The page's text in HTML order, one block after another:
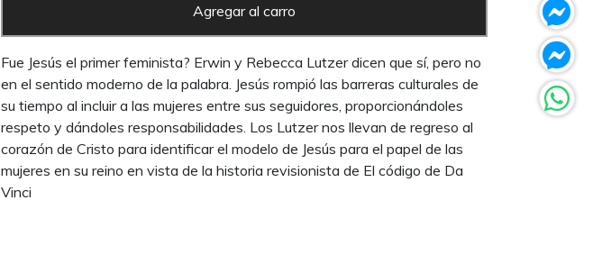
Agregar al carro
Fue Jesús el primer feminista? Erwin y Rebecca Lutzer dicen que sí, pero no
en el sentido moderno de la palabra. Jesús rompió las barreras culturales de
su tiempo al incluir a las mujeres entre sus seguidores, proporcionándoles
respeto y dándoles responsabilidades. Los Lutzer nos llevan de regreso al
corazón de Cristo para identificar el modelo de Jesús para el papel de las
mujeres en su reino en vista de la historia revisionista de El código de Da
Vinci